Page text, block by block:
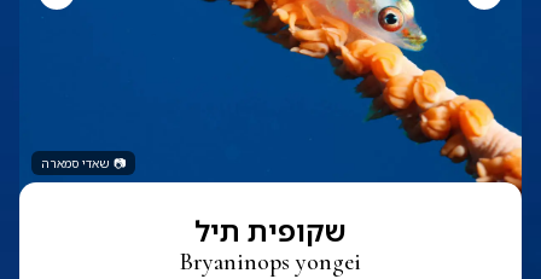
📷 שאדי סמארה
שקופית תיל
Bryaninops yongei